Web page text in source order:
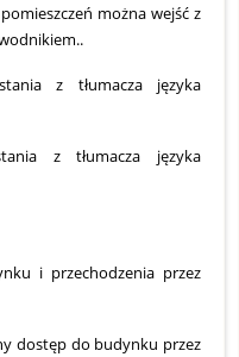
można wejść z
z tłumacza języka
z tłumacza języka
i przechodzenia przez
dostęp do budynku przez